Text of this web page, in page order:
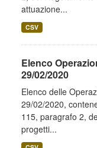
attuazione...
CSV
Elenco
29/02/2020
Elenco delle
29/02/2020,
115, paragrafo 2,
progetti...